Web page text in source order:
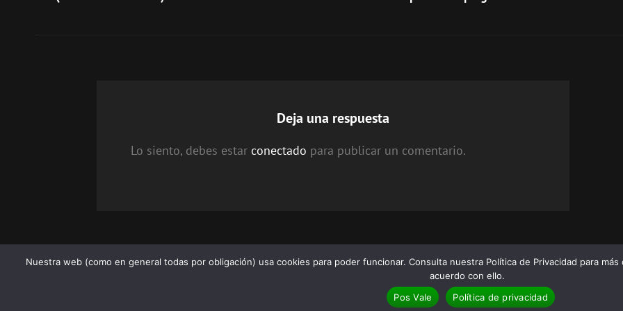
Deja una respuesta
Lo siento, debes estar conectado para publicar un comentario.
The Birra's Terror Política De Privacidad|Euphony Por
Nuestra web (como en general todas por obligación) usa cookies para poder funcionar. Consulta nuestra Política de Privacidad para
acuerdo con ello.
Pos Vale
Política de privacidad